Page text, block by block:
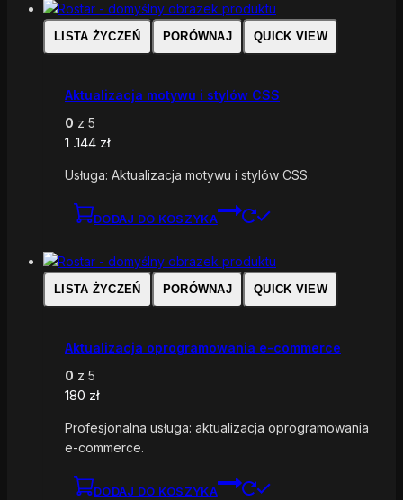
LISTA ŻYCZEŃ PORÓWNAJ QUICK VIEW
Aktualizacja motywu i stylów CSS
0 z 5
1 .144 zł
Usługa: Aktualizacja motywu i stylów CSS.
DODAJ DO KOSZYKA
LISTA ŻYCZEŃ PORÓWNAJ QUICK VIEW
Aktualizacja oprogramowania e-commerce
0 z 5
180 zł
Profesjonalna usługa: aktualizacja oprogramowania
e-commerce.
DODAJ DO KOSZYKA